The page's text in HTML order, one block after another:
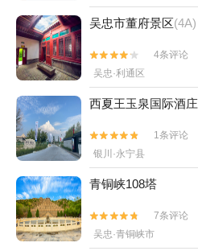
吴忠市董府景区(4A)


4条评论
吴忠·利通区
西夏王玉泉国际酒庄


1条评论
银川·永宁县
青铜峡108塔


7条评论
吴忠·青铜峡市